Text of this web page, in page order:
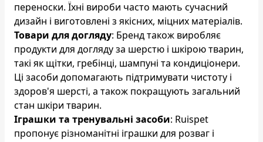
переноски. Їхні вироби часто мають сучасний
дизайн і виготовлені з якісних, міцних матеріалів.
Товари для догляду: Бренд також виробляє
продукти для догляду за шерстю і шкірою тварин,
такі як щітки, гребінці, шампуні та кондиціонери.
Ці засоби допомагають підтримувати чистоту і
здоров'я шерсті, а також покращують загальний
стан шкіри тварин.
Іграшки та тренувальні засоби: Ruispet
пропонує різноманітні іграшки для розваг і